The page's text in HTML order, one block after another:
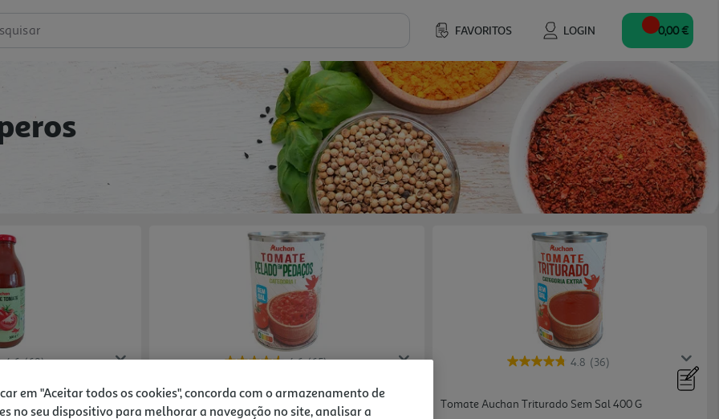
FAVORITOS LOGIN 0,00 €
4.6 (68) 4.6 (65)
Tomate Auchan Pelado Em Pedaços Sem Sal 390g
4.8 (36)
Tomate Auchan Triturado Sem Sal 400 G
em "Aceitar todos os cookies", concorda com o armazenamento de
no seu dispositivo para melhorar a navegação no site, analisar a